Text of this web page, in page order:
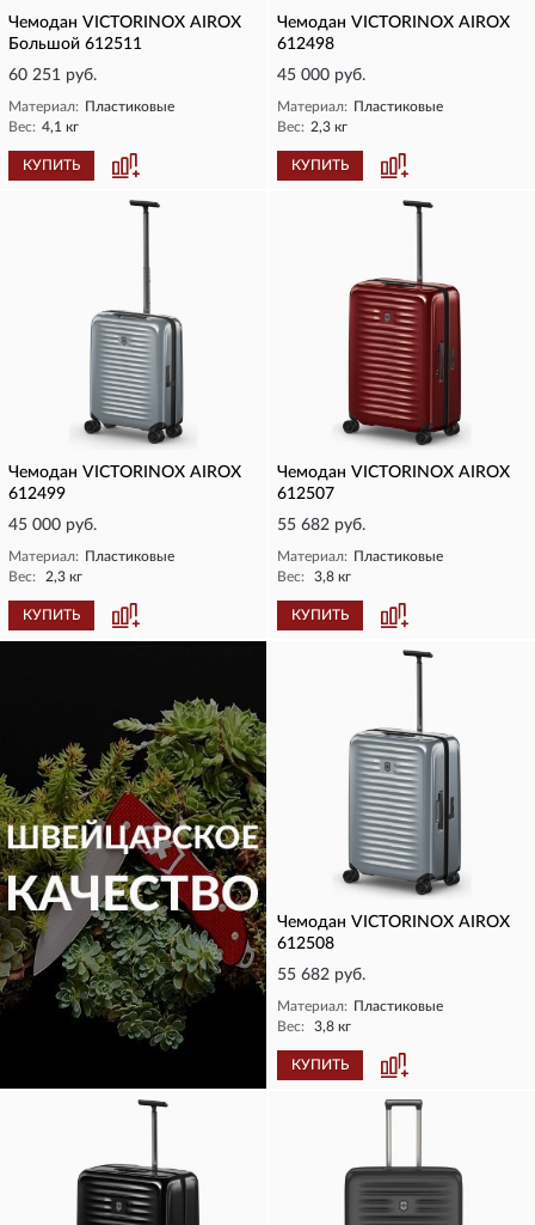
Чемодан VICTORINOX AIROX
Большой 612511
60 251 руб.
Материал: Пластиковые
Вес: 4,1 кг
КУПИТЬ
Чемодан VICTORINOX AIROX
612498
45 000 руб.
Материал: Пластиковые
Вес: 2,3 кг
КУПИТЬ
Чемодан VICTORINOX AIROX
612499
45 000 руб.
Материал: Пластиковые
Вес:
2,3 кг
КУПИТЬ
Чемодан VICTORINOX AIROX
612507
55 682 руб.
Материал: Пластиковые
Вес:
3,8 кг
КУПИТЬ
Чемодан VICTORINOX AIROX
612508
55 682 руб.
Материал: Пластиковые
Вес:
3,8 кг
КУПИТЬ